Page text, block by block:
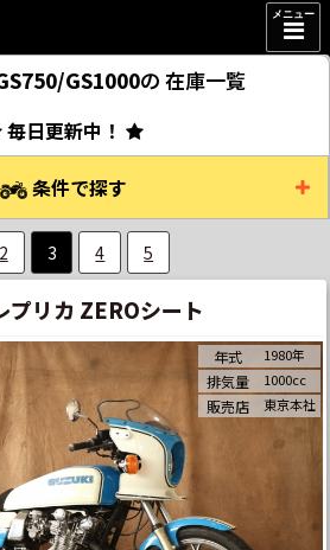
メニュー
GS1000の 在庫一覧
毎日更新中！
条件で探す
2 3 4 5
プリカ ZEROシート
年式 1980年
排気量 1000cc
販売店 東京本社